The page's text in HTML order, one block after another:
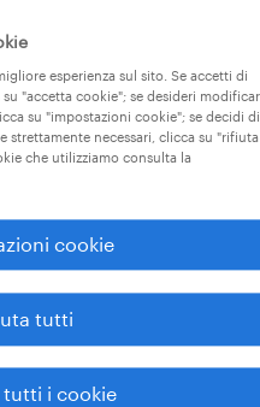
esperienza sul sito. Se accetti di
"accetta cookie"; se desideri
su "impostazioni cookie"; se decidi di
strettamente necessari, clicca su "rifiuta
che utilizziamo consulta la
cookie
tutti
i cookie